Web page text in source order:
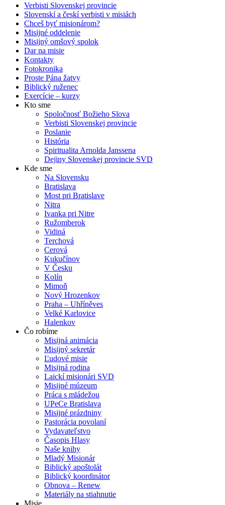
Verbisti Slovenskej provincie
Slovenskí a českí verbisti v misiách
Chceš byť misionárom?
Misijné oddelenie
Misijný omšový spolok
Dar na misie
Kontakty
Fotokronika
Proste Pána žatvy
Biblický ruženec
Exercície – kurzy
Kto sme
Spoločnosť Božieho Slova
Verbisti Slovenskej provincie
Poslanie
História
Spiritualita Arnolda Janssena
Dejiny Slovenskej provincie SVD
Kde sme
Na Slovensku
Bratislava
Most pri Bratislave
Nitra
Ivanka pri Nitre
Ružomberok
Vidiná
Terchová
Cerová
Kukučínov
V Česku
Kolín
Mimoň
Nový Hrozenkov
Praha – Uhříněves
Velké Karlovice
Halenkov
Čo robíme
Misijná animácia
Misijný sekretár
Ľudové misie
Misijná rodina
Laickí misionári SVD
Misijné múzeum
Práca s mládežou
UPeCe Bratislava
Misijné prázdniny
Pastorácia povolaní
Vydavateľstvo
Časopis Hlasy
Naše knihy
Mladý Misionár
Biblický apoštolát
Biblický koordinátor
Obnova – Renew
Materiály na stiahnutie
Misie